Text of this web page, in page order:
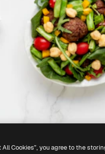
Cookies”, you agree to the